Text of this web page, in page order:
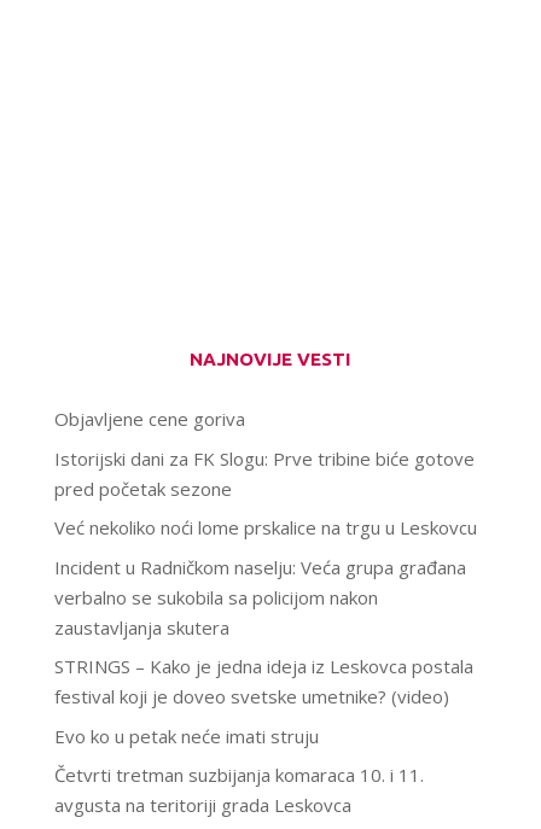
NAJNOVIJE VESTI
Objavljene cene goriva
Istorijski dani za FK Slogu: Prve tribine biće gotove
pred početak sezone
Već nekoliko noći lome prskalice na trgu u Leskovcu
Incident u Radničkom naselju: Veća grupa građana
verbalno se sukobila sa policijom nakon
zaustavljanja skutera
STRINGS – Kako je jedna ideja iz Leskovca postala
festival koji je doveo svetske umetnike? (video)
Evo ko u petak neće imati struju
Četvrti tretman suzbijanja komaraca 10. i 11.
avgusta na teritoriji grada Leskovca